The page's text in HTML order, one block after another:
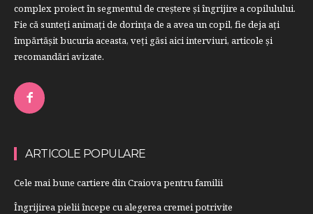
complex proiect în segmentul de creştere şi îngrijire a copilulului.
Fie că sunteţi animaţi de dorinţa de a avea un copil, fie deja aţi
împărtăşit bucuria aceasta, veți găsi aici interviuri, articole şi
recomandări avizate.
ARTICOLE POPULARE
Cele mai bune cartiere din Craiova pentru familii
Îngrijirea pielii începe cu alegerea cremei potrivite